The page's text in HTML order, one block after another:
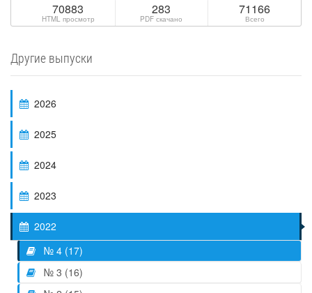
70883
HTML просмотр
283
PDF скачано
71166
Всего
Другие выпуски
2026
2025
2024
2023
2022
№ 4 (17)
№ 3 (16)